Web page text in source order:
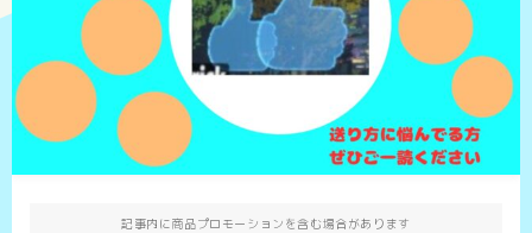
記事内に商品プロモーションを含む場合があります